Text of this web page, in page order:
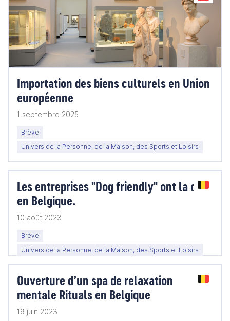
Importation des biens culturels en Union
européenne
1 septembre 2025
Brève
Univers de la Personne, de la Maison, des Sports et Loisirs
Les entreprises "Dog friendly" ont la côte
en Belgique.
10 août 2023
Brève
Univers de la Personne, de la Maison, des Sports et Loisirs
Ouverture d’un spa de relaxation
mentale Rituals en Belgique
19 juin 2023